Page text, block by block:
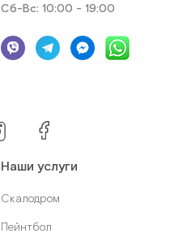
Сб-Вс: 10:00 - 19:00
Наши услуги
Скалодром
Пейнтбол